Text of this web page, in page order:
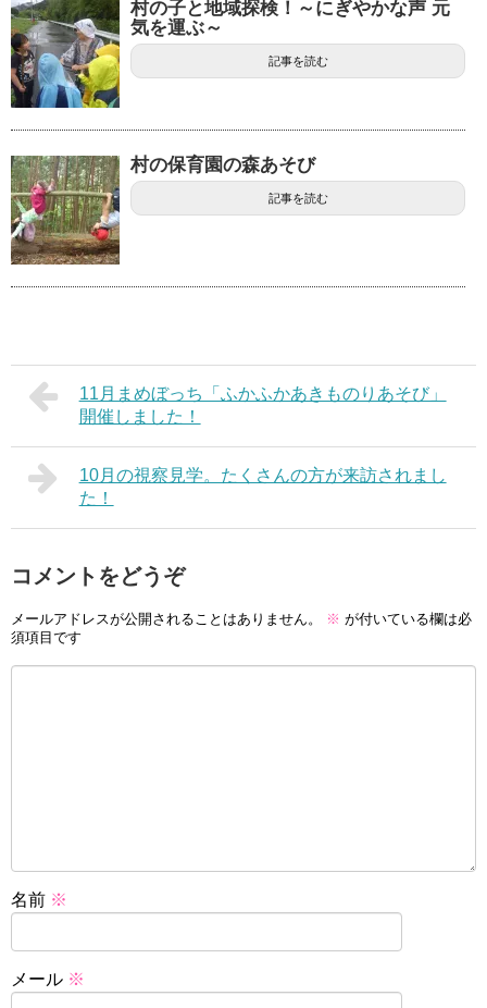
村の子と地域探検！～にぎやかな声 元
気を運ぶ～
記事を読む
村の保育園の森あそび
記事を読む
11月まめぼっち「ふかふかあきものりあそび」
開催しました！
10月の視察見学。たくさんの方が来訪されまし
た！
コメントをどうぞ
メールアドレスが公開されることはありません。 ※ が付いている欄は必
須項目です
名前 ※
メール ※